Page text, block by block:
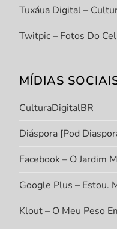
Tuxáua Digital –
Twitpic – Fotos Do
MÍDIAS
CulturaDigitalBR
Diáspora [Pod
Facebook – O Jardim
Google Plus – Estou.
Klout – O Meu Peso